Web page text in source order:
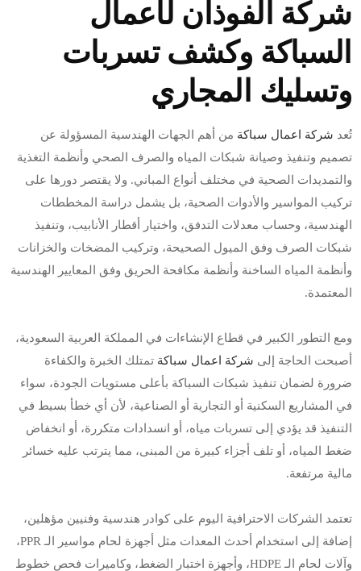
شركة الفوذان لأعمال
السباكة وكشف تسربات
وتسليك المجاري
تُعد شركة اعمال سباكة من أهم الجهات الهندسية المسؤولة عن
تصميم وتنفيذ وصيانة شبكات المياه والصرف الصحي وأنظمة التغذية
والتمديدات الصحية في مختلف أنواع المباني. ولا يقتصر دورها على
تركيب المواسير والأدوات الصحية، بل يشمل دراسة المخططات
الهندسية، وحساب معدلات التدفق، واختيار أقطار الأنابيب، وتنفيذ
شبكات الصرف وفق الميول الصحيحة، وتركيب المضخات والخزانات
وأنظمة المياه الساخنة وأنظمة مكافحة الحريق وفق المعايير الهندسية
المعتمدة.
ومع التطور الكبير في قطاع الإنشاءات في المملكة العربية السعودية،
أصبحت الحاجة إلى شركة اعمال سباكة تمتلك الخبرة والكفاءة
ضرورة لضمان تنفيذ شبكات السباكة بأعلى مستويات الجودة، سواء
في المشاريع السكنية أو التجارية أو الصناعية، لأن أي خطأ بسيط في
التنفيذ قد يؤدي إلى تسربات مياه، أو انسدادات متكررة، أو انخفاض
ضغط المياه، أو تلف أجزاء كبيرة من المبنى، مما يترتب عليه خسائر
مالية مرتفعة.
تعتمد الشركات الاحترافية اليوم على كوادر هندسية وفنيين مؤهلين،
إضافة إلى استخدام أحدث المعدات مثل أجهزة لحام مواسير الـ PPR،
وآلات لحام الـ HDPE، وأجهزة اختبار الضغط، وكاميرات فحص خطوط